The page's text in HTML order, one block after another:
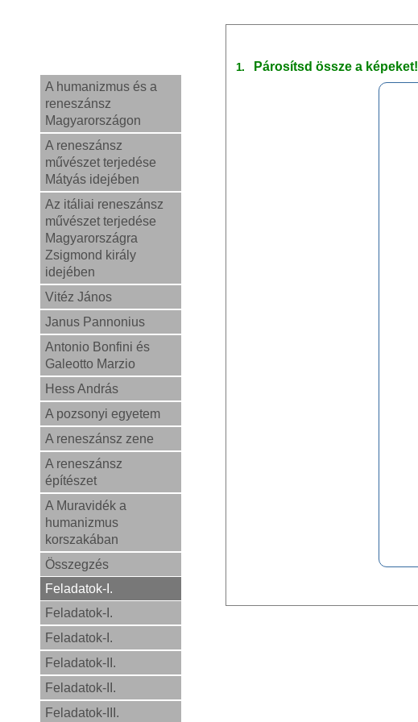
A humanizmus és a
reneszánsz
Magyarországon
A reneszánsz
művészet terjedése
Mátyás idejében
Az itáliai reneszánsz
művészet terjedése
Magyarországra
Zsigmond király
idejében
Vitéz János
Janus Pannonius
Antonio Bonfini és
Galeotto Marzio
Hess András
A pozsonyi egyetem
A reneszánsz zene
A reneszánsz
építészet
A Muravidék a
humanizmus
korszakában
Összegzés
Feladatok-I.
Feladatok-I.
Feladatok-I.
Feladatok-II.
Feladatok-II.
Feladatok-III.
1. Párosítsd össze a képeket!